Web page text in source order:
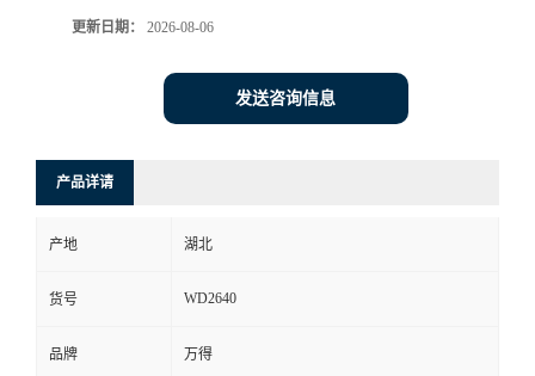
更新日期： 2026-08-06
发送咨询信息
产品详请
产地 湖北
货号 WD2640
品牌 万得